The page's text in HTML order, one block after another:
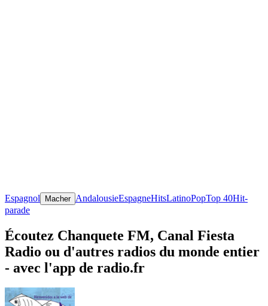
Espagnol Macher AndalousieEspagneHitsLatinoPopTop 40Hit-
parade
Écoutez Chanquete FM, Canal Fiesta
Radio ou d'autres radios du monde entier
- avec l'app de radio.fr